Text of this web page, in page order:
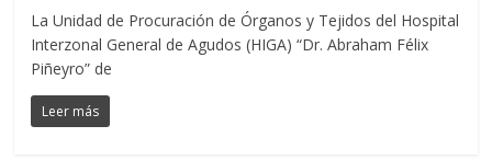
La Unidad de Procuración de Órganos y Tejidos del Hospital
Interzonal General de Agudos (HIGA) “Dr. Abraham Félix
Piñeyro” de
Leer más